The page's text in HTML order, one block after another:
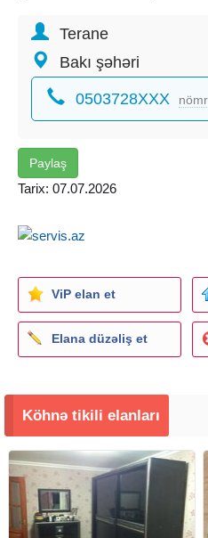
.Real musterisi olan Maklerler
haqqi 500 manat razi olan elaqe
Terane
Bakı şəhəri
0503728XXX
Paylaş
Tarix: 07.07.2026
ViP elan et
Elana düzəliş et
Köhnə tikili elanları